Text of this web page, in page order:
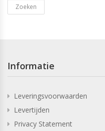
Zoeken
Informatie
Leveringsvoorwaarden
Levertijden
Privacy Statement